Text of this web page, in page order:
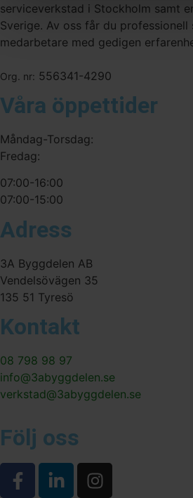
serviceverkstad i Stockholm samt
Sverige. Av oss får du professionell
medarbetare med gedigen
Org. nr: 556341-4290
Våra öppettider
Måndag-Torsdag:
Fredag:
07:00-16:00
07:00-15:00
Adress
3A Byggdelen AB
Vendelsövägen 35
135 51 Tyresö
Kontakt
08 798 98 97
info@3abyggdelen.se
verkstad@3abyggdelen.se
Följ oss